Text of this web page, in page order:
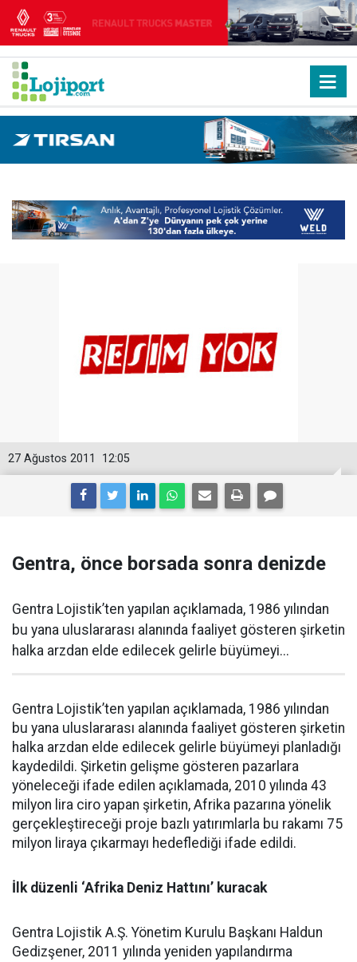
12:05
27 Ağustos 2011
Gentra, önce borsada sonra denizde
Gentra Lojistik’ten yapılan açıklamada, 1986 yılından
bu yana uluslararası alanında faaliyet gösteren şirketin
halka arzdan elde edilecek gelirle büyümeyi...
Gentra Lojistik’ten yapılan açıklamada, 1986 yılından
bu yana uluslararası alanında faaliyet gösteren şirketin
halka arzdan elde edilecek gelirle büyümeyi planladığı
kaydedildi. Şirketin gelişme gösteren pazarlara
yöneleceği ifade edilen açıklamada, 2010 yılında 43
milyon lira ciro yapan şirketin, Afrika pazarına yönelik
gerçekleştireceği proje bazlı yatırımlarla bu rakamı 75
milyon liraya çıkarmayı hedeflediği ifade edildi.
İlk düzenli ‘Afrika Deniz Hattını’ kuracak
Gentra Lojistik A.Ş. Yönetim Kurulu Başkanı Haldun
Gedizşener, 2011 yılında yeniden yapılandırma